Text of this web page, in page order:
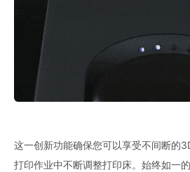
这一创新功能确保您可以享受不间断的
打印作业中不断调整打印床。始终如一